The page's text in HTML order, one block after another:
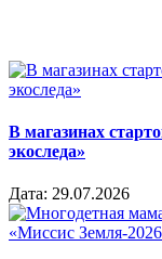
В магазинах
экоследа»
Дата: 29.07.2026